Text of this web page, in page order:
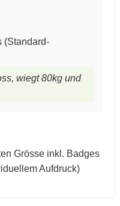
(Standard-
wiegt 80kg und
Grösse inkl. Badges
Aufdruck)